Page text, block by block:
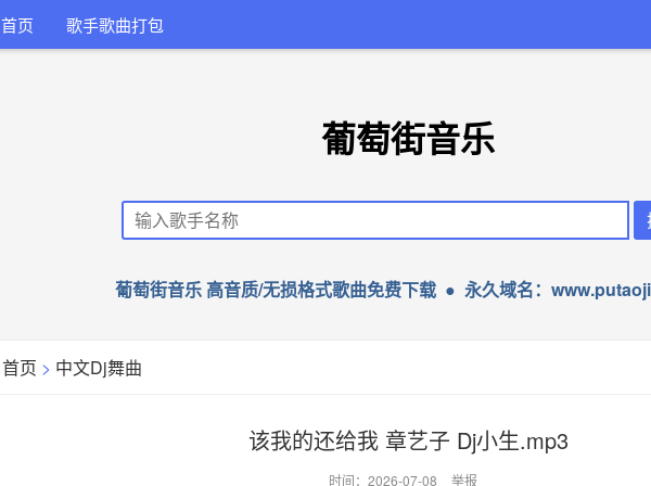
首页 歌手歌曲打包
葡萄街音乐
葡萄街音乐 高音质/无损格式歌曲免费下载 ● 永久域名：
首页 > 中文Dj舞曲
该我的还给我 章艺子 Dj小生.mp3
时间：2026-07-08 举报